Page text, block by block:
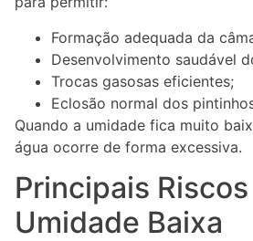
Formação adequada da
Desenvolvimento saudável
Trocas gasosas eficientes;
Eclosão normal dos
Quando a umidade fica muito
água ocorre de forma excessiva.
Principais
Umidade Baixa